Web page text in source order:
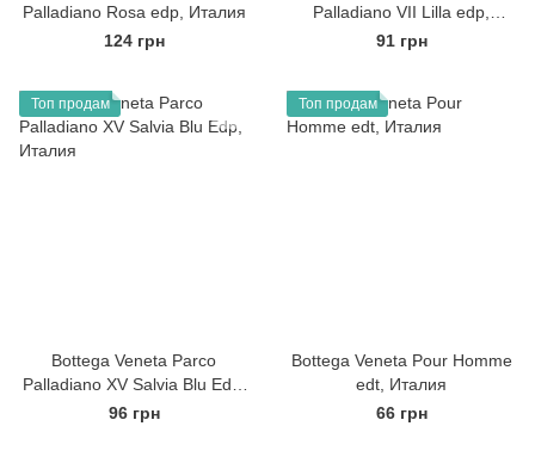
Palladiano Rosa edp, Италия
124 грн
Palladiano VII Lilla edp,
Италия
91 грн
Топ продам
Bottega Veneta Parco
Palladiano XV Salvia Blu Edp,
Италия
96 грн
Топ продам
Bottega Veneta Pour Homme
edt, Италия
66 грн